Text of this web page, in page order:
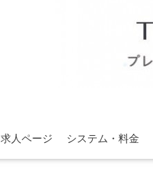
求人ページ システム・料金